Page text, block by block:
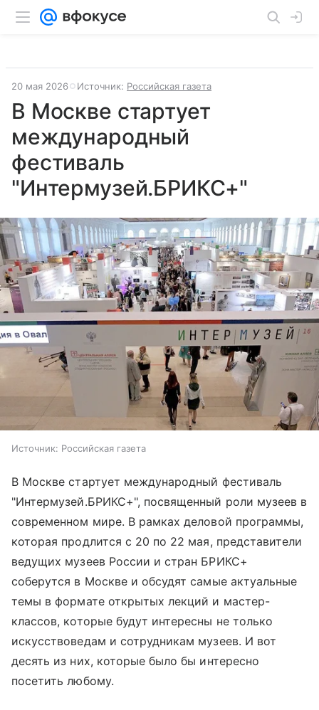
20 мая 2026 Источник: Российская газета
В Москве стартует
международный
фестиваль
"Интермузей.БРИКС+"
Источник: Российская газета
В Москве стартует международный фестиваль
"Интермузей.БРИКС+", посвященный роли музеев в
современном мире. В рамках деловой программы,
которая продлится с 20 по 22 мая, представители
ведущих музеев России и стран БРИКС+
соберутся в Москве и обсудят самые актуальные
темы в формате открытых лекций и мастер-
классов, которые будут интересны не только
искусствоведам и сотрудникам музеев. И вот
десять из них, которые было бы интересно
посетить любому.